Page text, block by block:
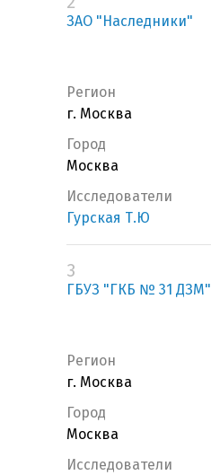
ЗАО "Наследники"
Регион
г. Москва
Город
Москва
Исследователи
Гурская Т.Ю
3
ГБУЗ "ГКБ № 31 ДЗМ"
Регион
г. Москва
Город
Москва
Исследователи